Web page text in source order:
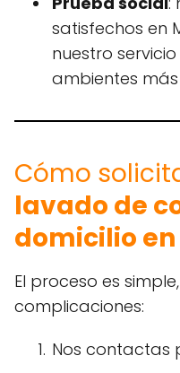
satisfechos en
nuestro
ambientes
Cómo
lavado de
domicilio
El proceso es
complicaciones:
Nos contactas